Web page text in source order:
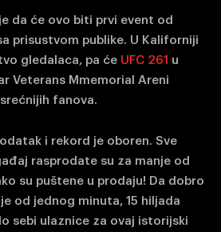
da će ovo biti prvi event od
prisustvom publike. U Kaliforniji
gledalaca, pa će UFC 261 u
Veterans Mmemorial Areni
fanova.
i rekord je oboren. Sve
rasprodate su za manje od
su puštene u prodaju! Da dobro
od jednog minuta, 15 hiljada
sebi ulaznice za ovaj istorijski